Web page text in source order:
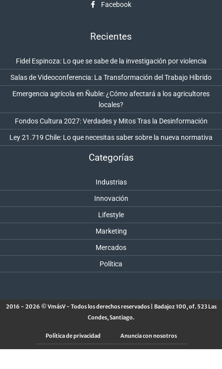
Facebook
Recientes
Fidel Espinoza: Lo que se sabe de la investigación por violencia
Salas de Videoconferencia: La Transformación del Trabajo Híbrido
Emergencia agrícola en Ñuble: ¿Cómo afectará a los agricultores
locales?
Fondos Cultura 2027: Verdades y Mitos Tras la Desinformación
Ley 21.719 Chile: Lo que necesitas saber sobre la nueva normativa
Categorías
Industrias
Innovación
Lifestyle
Marketing
Mercados
Política
2016 - 2026 © VmásV - Todos los derechos reservados | Badajoz 100, of. 523 Las
Condes, Santiago.
Política de privacidad Anuncia con nosotros